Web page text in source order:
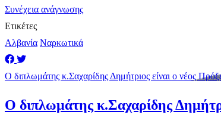
Συνέχεια ανάγνωσης
Ετικέτες
Αλβανία Ναρκωτικά
Ο διπλωμάτης κ.Σαχαρίδης Δημήτριος είναι ο νέος
Ο διπλωμάτης κ.Σαχαρίδης